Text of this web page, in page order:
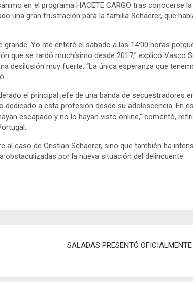
en el programa HACETE CARGO tras conocerse
una gran frustración para la familia Schaerer, que
Yo me enteré el sábado a las 14:00 horas
se tardó muchísimo desde 2017,” explicó Vasco
desilusión muy fuerte. “La única esperanza que
el principal jefe de una banda de secuestradores
dedicado a esta profesión desde su adolescencia. En
escapado y no lo hayan visto online,” comentó,
al caso de Cristian Schaerer, sino que también ha
por la nueva situación del delincuente.
SALADAS PRESENTÓ